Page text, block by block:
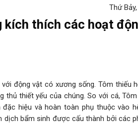
Thứ
thích các hoạt
động vật có xương sống. Tôm thiếu
thiết yếu của chúng. So với cá,
hiệu và hoàn toàn phụ thuộc vào
dịch bẩm sinh được cấu thành bởi các